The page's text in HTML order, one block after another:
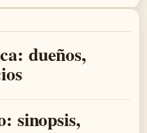
dueños,
sinopsis,